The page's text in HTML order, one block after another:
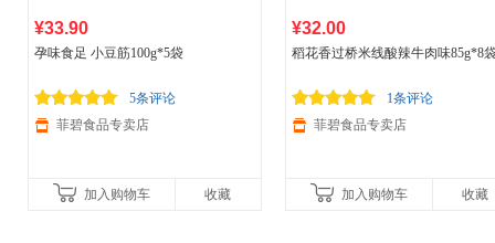
¥33.90
孕味食足 小豆筋100g*5袋
5条评论
菲碧食品专卖店
加入购物车 收藏
¥32.00
稻花香过桥米线酸辣牛肉味85g*8
1条评论
菲碧食品专卖店
加入购物车 收藏